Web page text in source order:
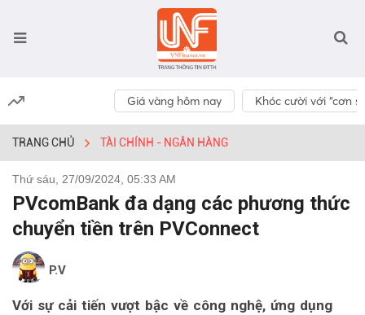
Giá vàng hôm nay Khóc cười với “cơn
TRANG CHỦ TÀI CHÍNH - NGÂN HÀNG
Thứ sáu, 27/09/2024, 05:33 AM
PVcomBank đa dạng các phương thức
chuyển tiền trên PVConnect
P.V
Với sự cải tiến vượt bậc về công nghệ, ứng dụng